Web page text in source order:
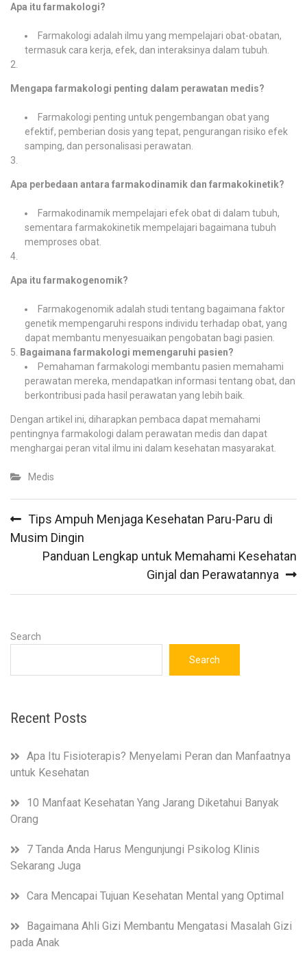
Apa itu farmakologi?
Farmakologi adalah ilmu yang mempelajari obat-obatan,
termasuk cara kerja, efek, dan interaksinya dalam tubuh.
Mengapa farmakologi penting dalam perawatan medis?
Farmakologi penting untuk pengembangan obat yang
efektif, pemberian dosis yang tepat, pengurangan risiko efek
samping, dan personalisasi perawatan.
Apa perbedaan antara farmakodinamik dan farmakokinetik?
Farmakodinamik mempelajari efek obat di dalam tubuh,
sementara farmakokinetik mempelajari bagaimana tubuh
memproses obat.
Apa itu farmakogenomik?
Farmakogenomik adalah studi tentang bagaimana faktor
genetik mempengaruhi respons individu terhadap obat, yang
dapat membantu menyesuaikan pengobatan bagi pasien.
Bagaimana farmakologi memengaruhi pasien?
Pemahaman farmakologi membantu pasien memahami
perawatan mereka, mendapatkan informasi tentang obat, dan
berkontribusi pada hasil perawatan yang lebih baik.
Dengan artikel ini, diharapkan pembaca dapat memahami
pentingnya farmakologi dalam perawatan medis dan dapat
menghargai peran vital ilmu ini dalam kesehatan masyarakat.
Medis
navigation
Tips Ampuh Menjaga Kesehatan Paru-Paru di
Musim Dingin
Panduan Lengkap untuk Memahami Kesehatan
Ginjal dan Perawatannya
Search
Search
Recent Posts
Apa Itu Fisioterapis? Menyelami Peran dan Manfaatnya
untuk Kesehatan
10 Manfaat Kesehatan Yang Jarang Diketahui Banyak
Orang
7 Tanda Anda Harus Mengunjungi Psikolog Klinis
Sekarang Juga
Cara Mencapai Tujuan Kesehatan Mental yang Optimal
Bagaimana Ahli Gizi Membantu Mengatasi Masalah Gizi
pada Anak